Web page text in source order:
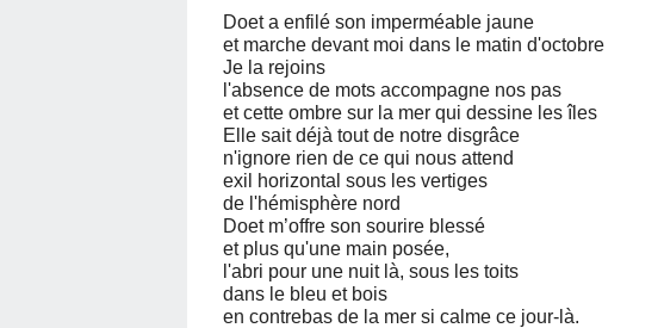
Doet a enfilé son imperméable jaune
et marche devant moi dans le matin d'octobre
Je la rejoins
l'absence de mots accompagne nos pas
et cette ombre sur la mer qui dessine les îles
Elle sait déjà tout de notre disgrâce
n'ignore rien de ce qui nous attend
exil horizontal sous les vertiges
de l'hémisphère nord
Doet m’offre son sourire blessé
et plus qu'une main posée,
l'abri pour une nuit là, sous les toits
dans le bleu et bois
en contrebas de la mer si calme ce jour-là.